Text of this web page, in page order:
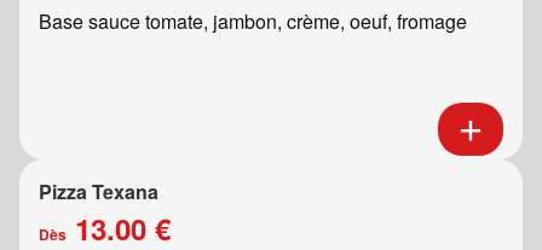
Base sauce tomate, jambon, crème, oeuf, fromage
Pizza Texana
Dès 13.00 €